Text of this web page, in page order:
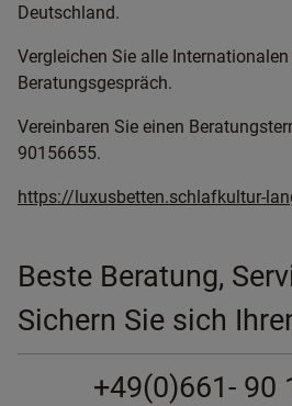
Deutschland.
Vergleichen Sie alle
Beratungsgespräch.
Vereinbaren Sie einen
90156655.
https://luxusbetten.schlafkultur-
Beste Beratung,
Sichern Sie sich
+49(0)661- 90